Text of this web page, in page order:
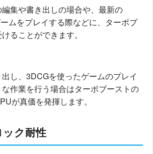
集や書き出しの場合や、最新の
ムをプレイする際などに、ターボブ
ることができます。
し、3DCGを使ったゲームのプレイ
作業を行う場合はターボブーストの
が真価を発揮します。
ク耐性